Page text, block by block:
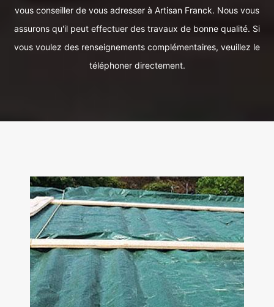
vous conseiller de vous adresser à Artisan Franck. Nous vous
assurons qu'il peut effectuer des travaux de bonne qualité. Si
vous voulez des renseignements complémentaires, veuillez le
téléphoner directement.